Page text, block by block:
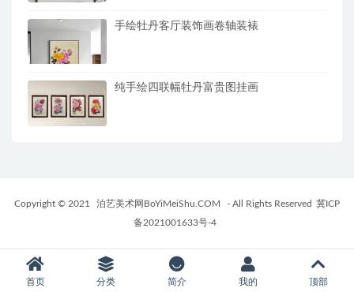
手绘牡丹客厅装饰画卷轴装裱
纯手绘四联幅牡丹富贵图挂画
Copyright © 2021 泊艺美术网BoYiMeiShu.COM - All Rights Reserved 冀ICP
备2021001633号-4
首页 分类 简介 我的 顶部